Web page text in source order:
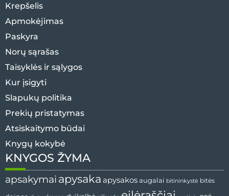
Krepšelis
Apmokėjimas
Paskyra
Norų sąrašas
Taisyklės ir sąlygos
Kur įsigyti
Slapukų politika
Prekių pristatymas
Atsiskaitymo būdai
Knygų kokybė
KNYGOS ŽYMA
apsakymai apysaka apysakos augalai bitininkystė bitės